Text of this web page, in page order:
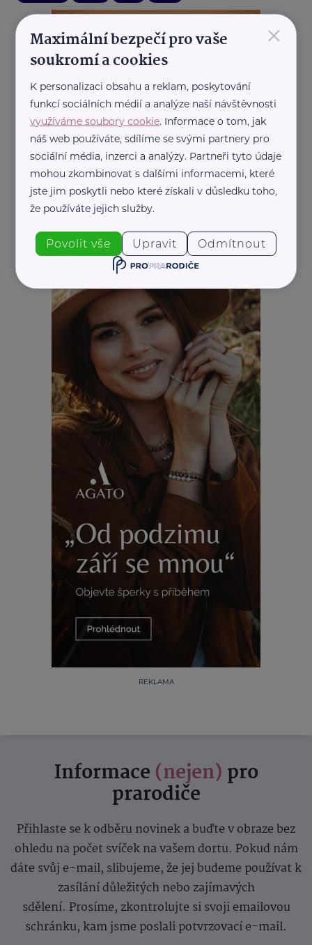
REKLAMA
REKLAMA
Informace (nejen) pro
prarodiče
Přihlaste se k odběru novinek a buďte v obraze bez
ohledu na počet svíček na vašem dortu. Pokud nám
dáte svůj e-mail, slibujeme, že jej budeme používat k
zasílání důležitých nebo zajímavých
sdělení. Prosíme, zkontrolujte si svoji emailovou
schránku, kam jsme poslali potvrzovací e-mail.
×
Maximální bezpečí pro vaše
soukromí a cookies
K personalizaci obsahu a reklam, poskytování
funkcí sociálních médií a analýze naší návštěvnosti
využíváme soubory cookie. Informace o tom, jak
náš web používáte, sdílíme se svými partnery pro
sociální média, inzerci a analýzy. Partneři tyto údaje
mohou zkombinovat s dalšími informacemi, které
jste jim poskytli nebo které získali v důsledku toho,
že používáte jejich služby.
Povolit vše Upravit Odmítnout